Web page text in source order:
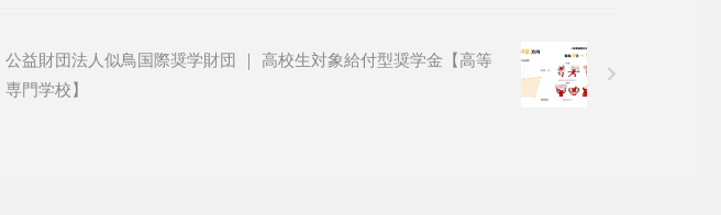
公益財団法人似鳥国際奨学財団 ｜ 高校生対象給付型奨学金【高等
専門学校】